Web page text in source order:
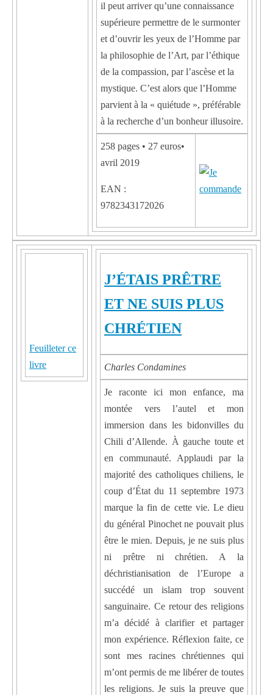
il peut arriver qu’une connaissance
supérieure permettre de le surmonter
et d’ouvrir les yeux de l’Homme par
la philosophie de l’Art, par l’éthique
de la compassion, par l’ascèse et la
mystique. C’est alors que l’Homme
parvient à la « quiétude », préférable
à la recherche d’un bonheur illusoire.
258 pages • 27 euros•
avril 2019
EAN :
9782343172026
Feuilleter ce
livre
J’ÉTAIS PRÊTRE
ET NE SUIS PLUS
CHRÉTIEN
Charles Condamines
Je raconte ici mon enfance, ma
montée vers l’autel et mon
immersion dans les bidonvilles du
Chili d’Allende. À gauche toute et
en communauté. Applaudi par la
majorité des catholiques chiliens, le
coup d’État du 11 septembre 1973
marque la fin de cette vie. Le dieu
du général Pinochet ne pouvait plus
être le mien. Depuis, je ne suis plus
ni prêtre ni chrétien. A la
déchristianisation de l’Europe a
succédé un islam trop souvent
sanguinaire. Ce retour des religions
m’a décidé à clarifier et partager
mon expérience. Réflexion faite, ce
sont mes racines chrétiennes qui
m’ont permis de me libérer de toutes
les religions. Je suis la preuve que